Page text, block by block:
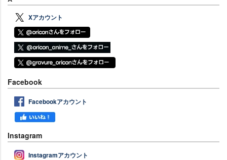
Xアカウント
Facebook
Facebookアカウント
Instagram
Instagramアカウント